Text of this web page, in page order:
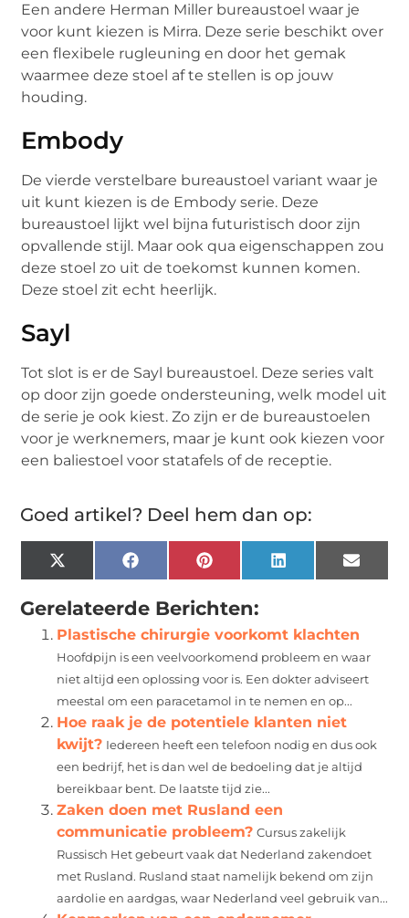
Een andere Herman Miller bureaustoel waar je
voor kunt kiezen is Mirra. Deze serie beschikt over
een flexibele rugleuning en door het gemak
waarmee deze stoel af te stellen is op jouw
houding.
Embody
De vierde verstelbare bureaustoel variant waar je
uit kunt kiezen is de Embody serie. Deze
bureaustoel lijkt wel bijna futuristisch door zijn
opvallende stijl. Maar ook qua eigenschappen zou
deze stoel zo uit de toekomst kunnen komen.
Deze stoel zit echt heerlijk.
Sayl
Tot slot is er de Sayl bureaustoel. Deze series valt
op door zijn goede ondersteuning, welk model uit
de serie je ook kiest. Zo zijn er de bureaustoelen
voor je werknemers, maar je kunt ook kiezen voor
een baliestoel voor statafels of de receptie.
Goed artikel? Deel hem dan op:
X
(Twitter)
FacebookPinterest LinkedIn Email
Gerelateerde Berichten:
Plastische chirurgie voorkomt klachten
Hoofdpijn is een veelvoorkomend probleem en waar
niet altijd een oplossing voor is. Een dokter adviseert
meestal om een paracetamol in te nemen en op...
Hoe raak je de potentiele klanten niet
kwijt? Iedereen heeft een telefoon nodig en dus ook
een bedrijf, het is dan wel de bedoeling dat je altijd
bereikbaar bent. De laatste tijd zie...
Zaken doen met Rusland een
communicatie probleem? Cursus zakelijk
Russisch Het gebeurt vaak dat Nederland zakendoet
met Rusland. Rusland staat namelijk bekend om zijn
aardolie en aardgas, waar Nederland veel gebruik van...